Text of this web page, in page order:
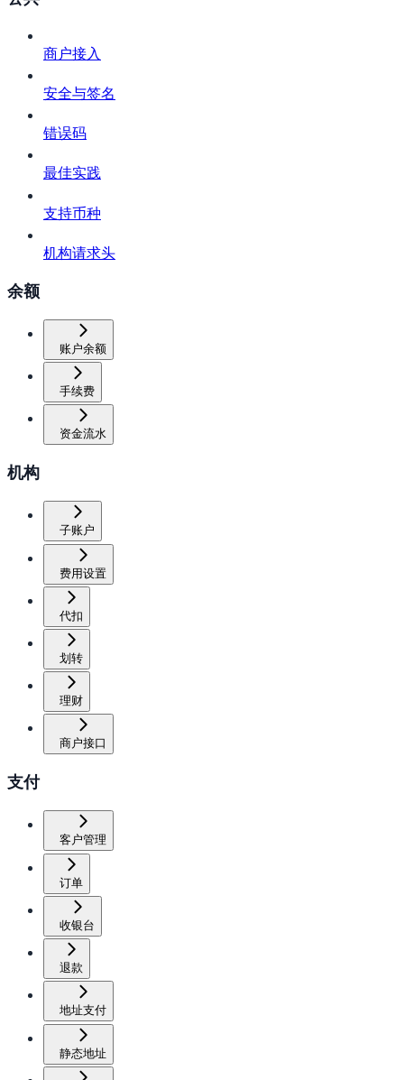
商户接入
安全与签名
错误码
最佳实践
支持币种
机构请求头
余额
账户余额
手续费
资金流水
机构
子账户
费用设置
代扣
划转
理财
商户接口
支付
客户管理
订单
收银台
退款
地址支付
静态地址